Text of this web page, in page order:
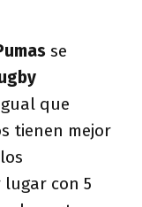
se
que
tienen mejor
lugar con 5